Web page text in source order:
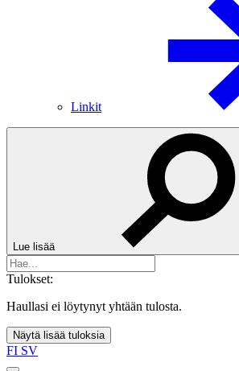
Linkit
Lue lisää
Tulokset:
Haullasi ei löytynyt yhtään tulosta.
Näytä lisää tuloksia
FI SV